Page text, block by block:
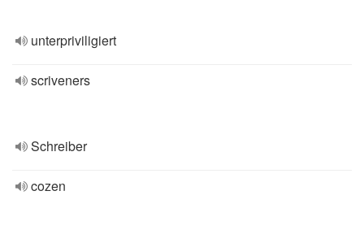
unterpriviligiert
scriveners
Schreiber
cozen